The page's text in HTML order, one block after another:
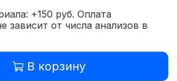
+150 руб. Оплата
зависит от числа анализов в
В корзину